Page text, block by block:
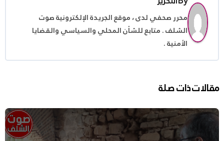
محرر صحفي لدى ، موقع الجريدة الإلكترونية صوت
الشلف . متابع للشأن المحلي والسياسي والقضايا
الأمنية .
مقالات ذات صلة